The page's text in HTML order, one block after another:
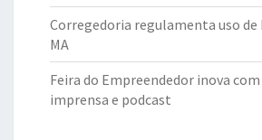
Corregedoria regulamenta uso de
MA
Feira do Empreendedor inova com
imprensa e podcast